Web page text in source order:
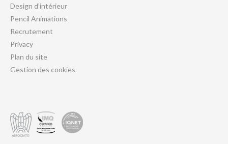
Design d’intérieur
Pencil Animations
Recrutement
Privacy
Plan du site
Gestion des cookies